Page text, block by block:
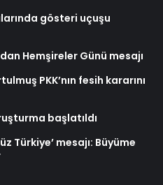
gösteri uçuşu
Hemşireler Günü mesajı
PKK’nın fesih kararını
başlatıldı
Türkiye’ mesajı: Büyüme